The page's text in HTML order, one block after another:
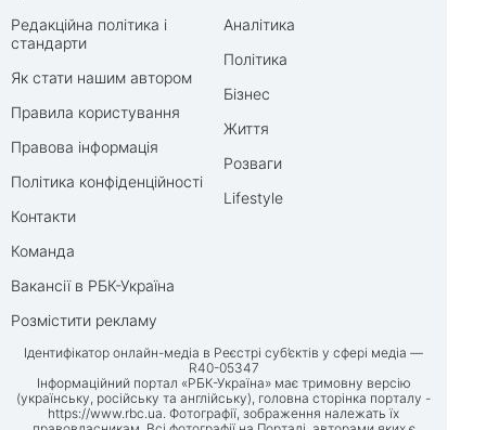
Редакційна політика і
стандарти
Як стати нашим автором
Правила користування
Правова інформація
Політика конфіденційності
Контакти
Команда
Вакансії в РБК-Україна
Розмістити рекламу
Аналітика
Політика
Бізнес
Життя
Розваги
Lifestyle
Ідентифікатор онлайн-медіа в Реєстрі суб’єктів у сфері медіа —
R40-05347
Інформаційний портал «РБК-Україна» має тримовну версію
(українську, російську та англійську), головна сторінка порталу -
https://www.rbc.ua. Фотографії, зображення належать їх